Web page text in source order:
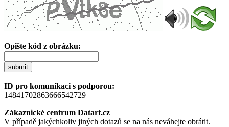
Opište kód z obrázku:
submit
ID pro komunikaci s podporou:
14841702863666542729
Zákaznické centrum Datart.cz
V případě jakýchkoliv jiných dotazů se na nás neváhejte obrátit.